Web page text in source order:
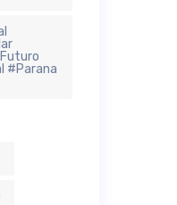
#Parana